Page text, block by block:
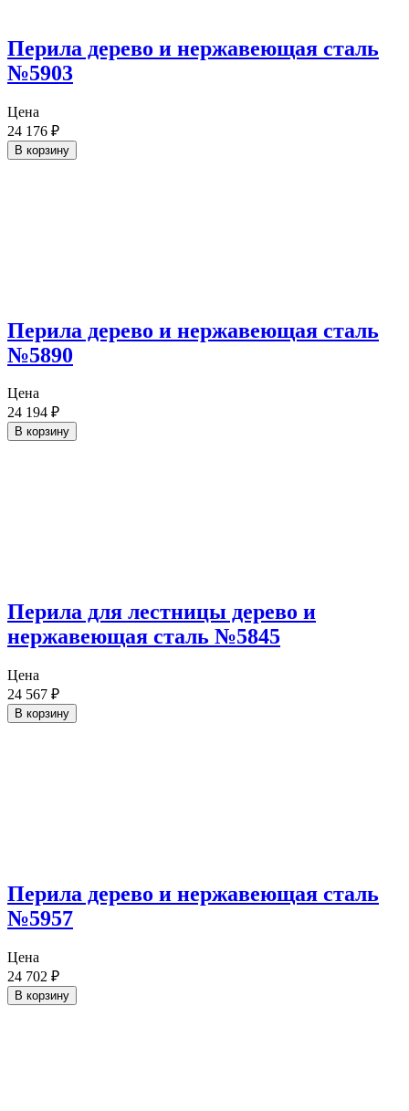
Перила дерево и нержавеющая сталь
№5903
Цена
24 176 ₽
В корзину
Перила дерево и нержавеющая сталь
№5890
Цена
24 194 ₽
В корзину
Перила для лестницы дерево и
нержавеющая сталь №5845
Цена
24 567 ₽
В корзину
Перила дерево и нержавеющая сталь
№5957
Цена
24 702 ₽
В корзину